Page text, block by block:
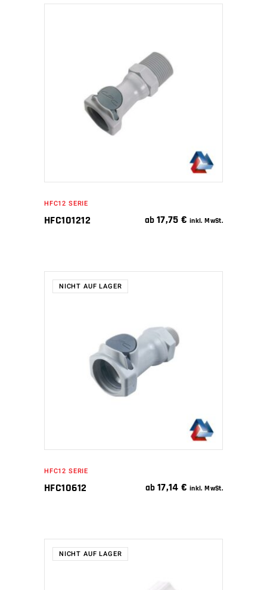
IN DEN WARENKORB
HFC12 SERIE
HFC101212 ab 17,75€ inkl. MwSt.
NICHT AUF LAGER
WEITERLESEN
HFC12 SERIE
HFC10612 ab 17,14€ inkl. MwSt.
NICHT AUF LAGER